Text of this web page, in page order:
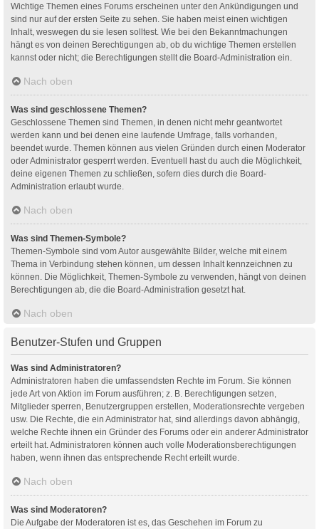
Wichtige Themen eines Forums erscheinen unter den Ankündigungen und
sind nur auf der ersten Seite zu sehen. Sie haben meist einen wichtigen
Inhalt, weswegen du sie lesen solltest. Wie bei den Bekanntmachungen
hängt es von deinen Berechtigungen ab, ob du wichtige Themen erstellen
kannst oder nicht; die Berechtigungen stellt die Board-Administration ein.
Nach oben
Was sind geschlossene Themen?
Geschlossene Themen sind Themen, in denen nicht mehr geantwortet
werden kann und bei denen eine laufende Umfrage, falls vorhanden,
beendet wurde. Themen können aus vielen Gründen durch einen Moderator
oder Administrator gesperrt werden. Eventuell hast du auch die Möglichkeit,
deine eigenen Themen zu schließen, sofern dies durch die Board-
Administration erlaubt wurde.
Nach oben
Was sind Themen-Symbole?
Themen-Symbole sind vom Autor ausgewählte Bilder, welche mit einem
Thema in Verbindung stehen können, um dessen Inhalt kennzeichnen zu
können. Die Möglichkeit, Themen-Symbole zu verwenden, hängt von deinen
Berechtigungen ab, die die Board-Administration gesetzt hat.
Nach oben
Benutzer-Stufen und Gruppen
Was sind Administratoren?
Administratoren haben die umfassendsten Rechte im Forum. Sie können
jede Art von Aktion im Forum ausführen; z. B. Berechtigungen setzen,
Mitglieder sperren, Benutzergruppen erstellen, Moderationsrechte vergeben
usw. Die Rechte, die ein Administrator hat, sind allerdings davon abhängig,
welche Rechte ihnen ein Gründer des Forums oder ein anderer Administrator
erteilt hat. Administratoren können auch volle Moderationsberechtigungen
haben, wenn ihnen das entsprechende Recht erteilt wurde.
Nach oben
Was sind Moderatoren?
Die Aufgabe der Moderatoren ist es, das Geschehen im Forum zu